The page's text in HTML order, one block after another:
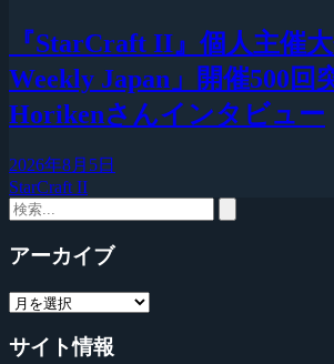
『StarCraft II』個人主催
Weekly Japan」開催500回
Horikenさんインタビュー
2026年8月5日
StarCraft II
アーカイブ
サイト情報